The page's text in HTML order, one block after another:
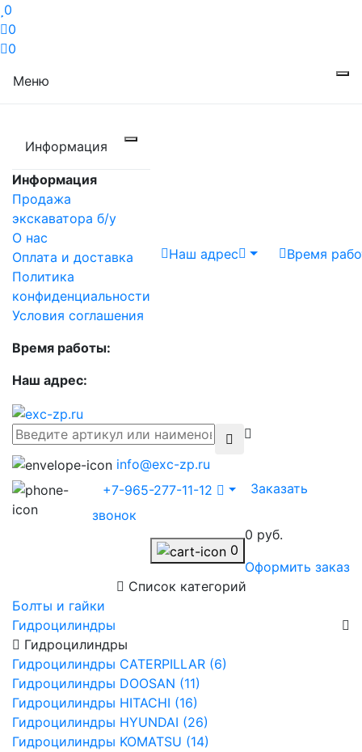
0
0
0
Меню
Информация
Информация
Продажа
экскаватора б/у
О нас
Оплата и доставка
Политика
конфиденциальности
Условия соглашения
Время работы:
Наш адрес:
Наш адрес Время
info@exc-zp.ru
+7-965-277-11-12
Заказать
звонок
0
0 руб.
Оформить заказ
Список категорий
Болты и гайки
Гидроцилиндры
Гидроцилиндры
Гидроцилиндры CATERPILLAR (6)
Гидроцилиндры DOOSAN (11)
Гидроцилиндры HITACHI (16)
Гидроцилиндры HYUNDAI (26)
Гидроцилиндры KOMATSU (14)